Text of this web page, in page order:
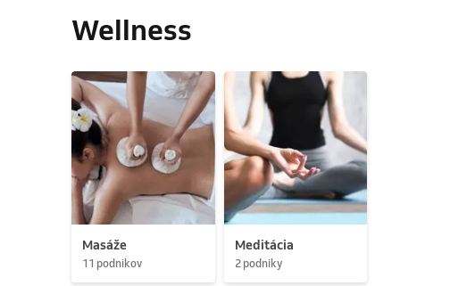
Wellness
Masáže
11 podnikov
Meditácia
2 podniky